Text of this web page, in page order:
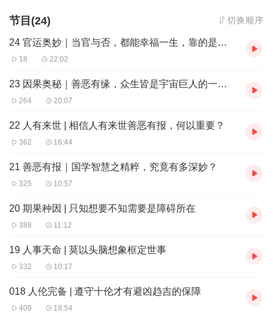
口。
三、正解华夏文化核心的道，阐释关键的法则，提示华夏道文化支
撑下的正确生命观、人生观及人生方向。
四、根据儒道释经典，构建人伦完整体系——十伦，核心为义，具
五、根据独特的领悟，首创神奇的古中医法，把握阳气是生命主宰
的根本，从为人之道、生活之道着手，涵盖十伦和中医，能根治所
有疾病，包括疑难杂症、绝症，以实现真正的标本兼治。
节目(24) 切换顺序
24 官运奥妙｜当官与否，都能幸福一生，靠的是什么？
18 22:02
23 因果奥秘｜善恶有缘，众生皆是宇宙巨人的一分子
264 20:07
22 人有来世 | 相信人有来世善恶有报，何以重要？
362 16:44
21 善恶有报｜国学智慧之精粹，究竟有多深妙？
325 10:57
20 期果种因 | 只知想要不知需要是障碍所在
388 11:12
19 人事天命 | 莫以头脑想象框定世事
332 10:17
018 人伦完备 | 遵守十伦才有避凶趋吉的保障
409 18:54